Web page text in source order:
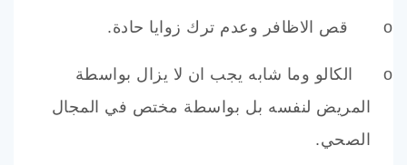
o قص الاظافر وعدم ترك زوايا حادة.
o
الكالو وما شابه يجب ان لا يزال بواسطة
المريض لنفسه بل بواسطة مختص في المجال
الصحي.